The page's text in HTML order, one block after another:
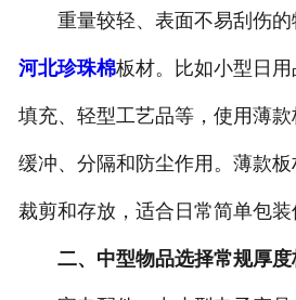
重量较轻、表面不易刮伤的
河北珍珠棉板材。比如小型日
填充、轻型工艺品等，使用薄
缓冲、分隔和防尘作用。薄款
裁剪和存放，适合日常简单包装
二、中型物品选择常规厚度